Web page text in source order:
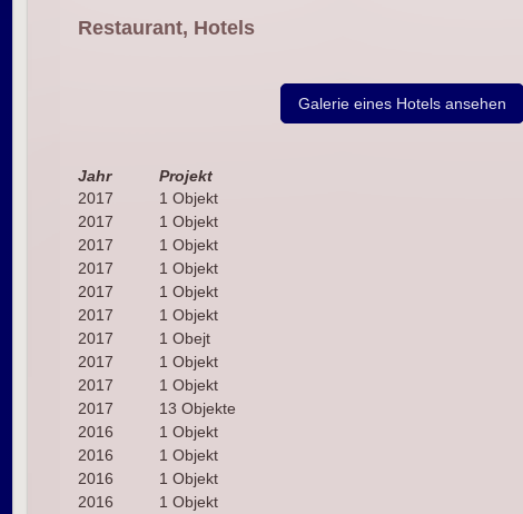
Restaurant, Hotels
Galerie eines Hotels ansehen
Jahr Projekt
2017
1 Objekt
2017
1 Objekt
2017
1 Objekt
2017
1 Objekt
2017
1 Objekt
2017
1 Objekt
2017
1 Obejt
2017
1 Objekt
2017
1 Objekt
2017
13 Objekte
2016
1 Objekt
2016
1 Objekt
2016
1 Objekt
2016
1 Objekt